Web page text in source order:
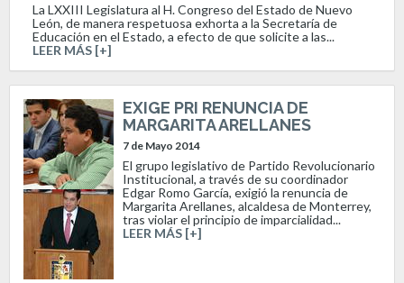
La LXXIII Legislatura al H. Congreso del Estado de Nuevo
León, de manera respetuosa exhorta a la Secretaría de
Educación en el Estado, a efecto de que solicite a las...
LEER MÁS [+]
EXIGE PRI RENUNCIA DE
MARGARITA ARELLANES
7 de Mayo 2014
El grupo legislativo de Partido Revolucionario
Institucional, a través de su coordinador
Edgar Romo García, exigió la renuncia de
Margarita Arellanes, alcaldesa de Monterrey,
tras violar el principio de imparcialidad...
LEER MÁS [+]